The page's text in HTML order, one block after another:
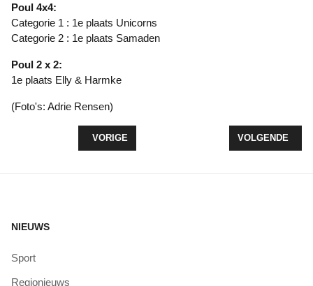
Poul 4x4:
Categorie 1 : 1e plaats Unicorns
Categorie 2 : 1e plaats Samaden
Poul 2 x 2:
1e plaats Elly & Harmke
(Foto's: Adrie Rensen)
VORIG ARTIKEL: HOCKEY HEREN 1 GRIJPEN
VORIGE VOLGENDE
VOLGENDE
NIEUWS
Sport
Regionieuws